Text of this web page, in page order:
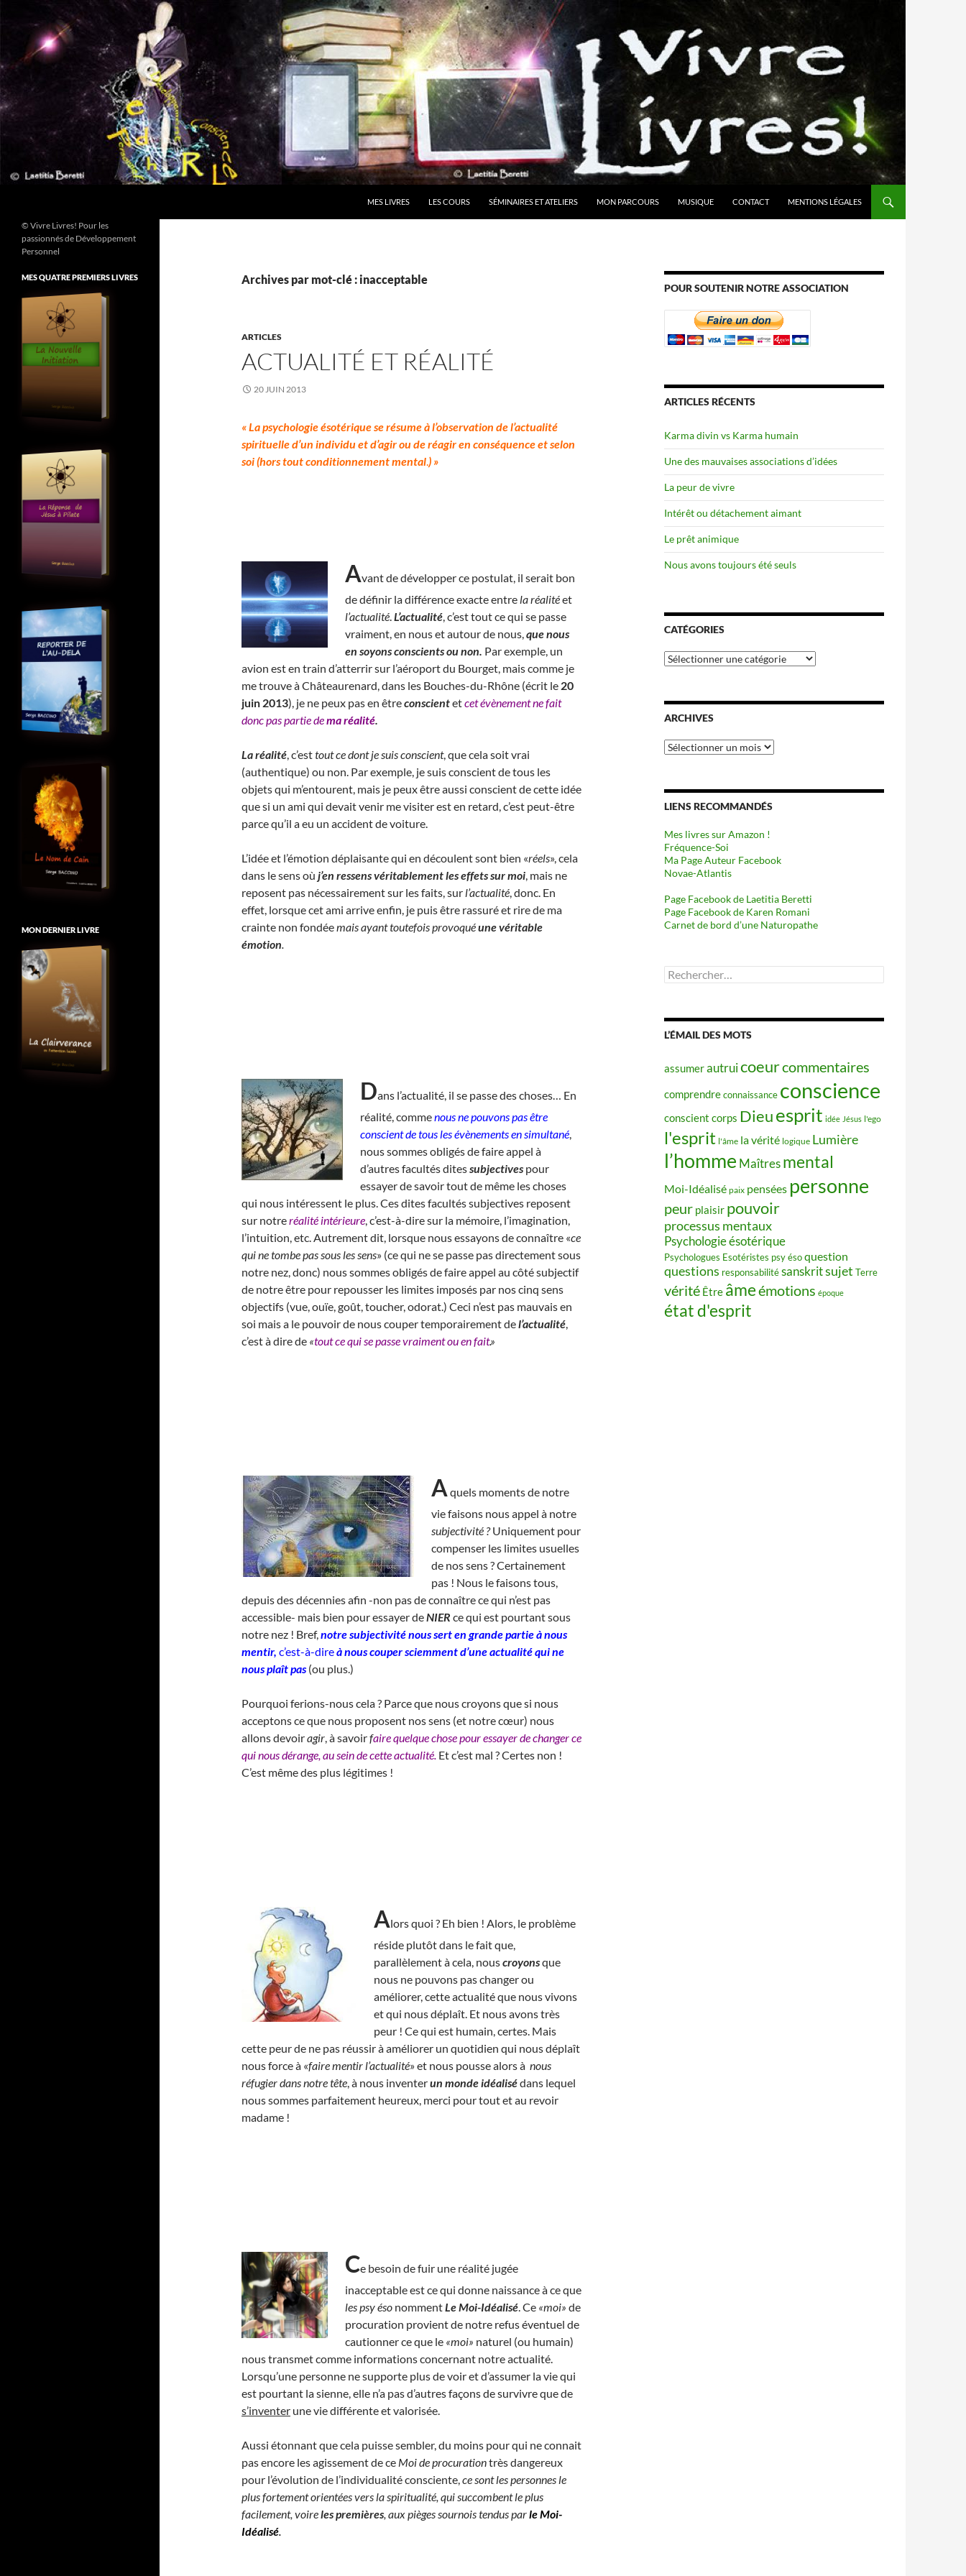
contenu
MES LIVRES LES COURS SÉMINAIRES ET ATELIERS MON PARCOURS MUSIQUE CONTACT MENTIONS LÉGALES
Archives par mot-clé : inacceptable
ARTICLES
ACTUALITÉ ET RÉALITÉ
20 JUIN 2013
« La psychologie ésotérique se résume à l’observation de l’actualité
spirituelle d’un individu et d’agir ou de réagir en conséquence et selon
soi (hors tout conditionnement mental.) »
Avant de développer ce postulat, il serait bon
de définir la différence exacte entre laréalitéet
l’actualité.L’actualité, c’est tout ce qui se passe
vraiment, en nous et autour de nous,que nous
en soyons conscients ou non. Par exemple, un
avion est en train d’atterrir sur l’aéroport du Bourget, mais comme je
me trouve à Châteaurenard, dans les Bouches-du-Rhône (écrit le 20
juin 2013), je ne peux pas en êtreconscientetcet évènement ne fait
donc pas partie dema réalité.
La réalité, c’esttout ce dont je suis conscient, que cela soit vrai
(authentique) ou non. Par exemple, je suis conscient de tous les
objets qui m’entourent, mais je peux être aussi conscient de cette idée
que si un ami qui devait venir me visiter est en retard, c’est peut-être
parce qu’il a eu un accident de voiture.
L’idée et l’émotion déplaisante qui en découlent sont bien «réels», cela
dans le sens où j’en ressens véritablement les effets sur moi, mais ne
reposent pas nécessairement sur les faits, sur l’actualité, donc. En
effet, lorsque cet ami arrive enfin, je puis être rassuré et rire de ma
crainte non fondéemais ayant toutefois provoquéunevéritable
émotion.
Dans l’actualité, il se passe des choses… En
réalité, commenous ne pouvons pas être
conscient de tous les évènements en simultané,
nous sommes obligés de faire appel à
d’autres facultés ditessubjectives pour
essayer de savoir tout de même les choses
qui nous intéressent le plus. Ces dites facultés subjectives reposent
sur notreréalité intérieure, c’est-à-dire sur la mémoire, l’imagination,
l’intuition, etc. Autrement dit, lorsque nous essayons de connaître «ce
qui ne tombe pas sous les sens» (ce qui ne se passe pas directement sous
notre nez, donc) nous sommes obligés de faire appel au côté subjectif
de notre être pour repousser les limites imposés par nos cinq sens
objectifs (vue, ouïe, goût, toucher, odorat.) Ceci n’est pas mauvais en
soi mais a le pouvoir de nous couper temporairement del’actualité,
c’est à dire de «tout ce qui se passe vraiment ou en fait.»
Aquels moments de notre
vie faisons nous appel à notre
subjectivité ?Uniquement pour
compenser les limites usuelles
de nos sens ? Certainement
pas ! Nous le faisons tous,
depuis des décennies afin -non pas de connaître ce qui n’est pas
accessible- mais bien pour essayer deNIER ce qui est pourtant sous
notre nez ! Bref,notre subjectivité nous sert en grande partie à nous
mentir, c’est-à-direà nous couper sciemment d’une actualité qui ne
nous plaît pas(ou plus.)
Pourquoi ferions-nous cela ? Parce que nous croyons que si nous
acceptons ce que nous proposent nos sens (et notre cœur) nous
allons devoiragir, à savoirfaire quelque chose pour essayer de changer ce
qui nous dérange, au sein de cette actualité. Et c’est mal ? Certes non !
C’est même des plus légitimes !
Alors quoi ? Eh bien ! Alors, le problème
réside plutôt dans le fait que,
parallèlement à cela, nouscroyonsque
nous ne pouvons pas changer ou
améliorer, cette actualité que nous vivons
et qui nous déplaît. Et nous avons très
peur ! Ce qui est humain, certes. Mais
cette peur de ne pas réussir à améliorer un quotidien qui nous déplaît
nous force à «faire mentir l’actualité» et nous pousse alors à nous
réfugier dans notre tête, à nous inventerun monde idéalisédans lequel
nous sommes parfaitement heureux, merci pour tout et au revoir
madame !
Ce besoin de fuir une réalité jugée
inacceptable est ce qui donne naissance à ce que
les psy éso nommentLe Moi-Idéalisé. Ce «moi» de
procuration provient de notre refus éventuel de
cautionner ce que le «moi» naturel (ou humain)
nous transmet comme informations concernant notre actualité.
Lorsqu’une personne ne supporte plus de voir et d’assumer la vie qui
est pourtant la sienne, elle n’a pas d’autres façons de survivre que de
s’inventer une vie différente et valorisée.
Aussi étonnant que cela puisse sembler, du moins pour qui ne connait
pas encore les agissement de ce Moi de procurationtrès dangereux
pour l’évolution de l’individualité consciente,ce sont les personnes le
plus fortement orientées vers la spiritualité, qui succombent le plus
facilement, voireles premières, aux pièges sournois tendus parle Moi-
Idéalisé.
POUR SOUTENIR NOTRE ASSOCIATION
ARTICLES RÉCENTS
Karma divin vs Karma humain
Une des mauvaises associations d’idées
La peur de vivre
Intérêt ou détachement aimant
Le prêt animique
Nous avons toujours été seuls
CATÉGORIES
Catégories
ARCHIVES
Archives
LIENS RECOMMANDÉS
Mes livres sur Amazon !
Fréquence-Soi
Ma Page Auteur Facebook
Novae-Atlantis
Page Facebook de Laetitia Beretti
Page Facebook de Karen Romani
Carnet de bord d’une Naturopathe
Rechercher :
L’ÉMAIL DES MOTS
assumerautruicoeurcommentaires
comprendreconnaissance conscience
conscient corps Dieuesprit idée Jésus l'ego
l'esprit l'âme la vérité logique Lumière
l’homme Maîtres mental
Moi-Idéalisé paix pensées personne
peur plaisir pouvoir
processus mentaux
Psychologie ésotérique
Psychologues Esotéristes psy ésoquestion
questions responsabilitésanskritsujet Terre
vérité Être âmeémotions époque
état d'esprit
© Vivre Livres! Pour les
passionnés de Développement
Personnel
MES QUATRE PREMIERS LIVRES
MON DERNIER LIVRE